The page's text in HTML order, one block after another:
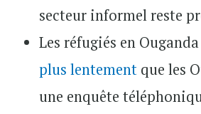
secteur informel reste
Les réfugiés en Ouganda
plus lentement que les
une enquête